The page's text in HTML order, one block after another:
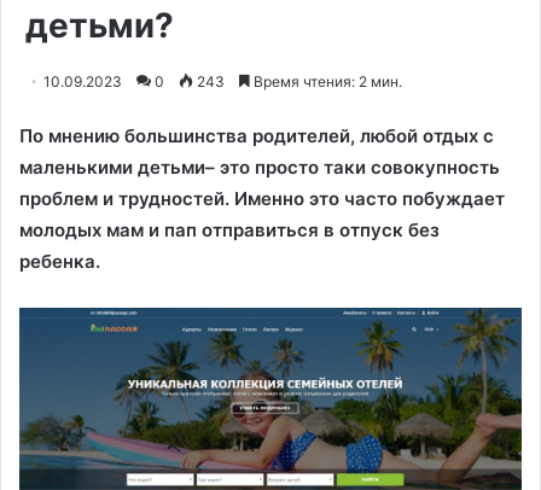
детьми?
10.09.2023 0 243 Время чтения: 2 мин.
По мнению большинства родителей, любой отдых с
маленькими детьми– это просто таки совокупность
проблем и трудностей. Именно это часто побуждает
молодых мам и пап отправиться в отпуск без
ребенка.